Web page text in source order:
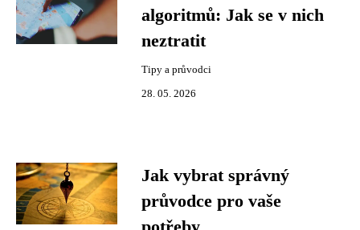
algoritmů: Jak se v nich
neztratit
Tipy a průvodci
28. 05. 2026
Jak vybrat správný
průvodce pro vaše